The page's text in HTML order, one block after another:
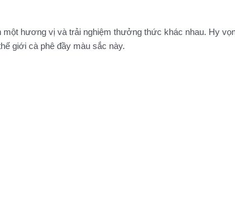
một hương vị và trải nghiệm thưởng thức khác nhau. Hy
giới cà phê đầy màu sắc này.